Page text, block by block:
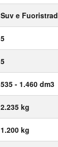
Suv e
5
5
535 - 1.460 dm3
2.235 kg
1.200 kg